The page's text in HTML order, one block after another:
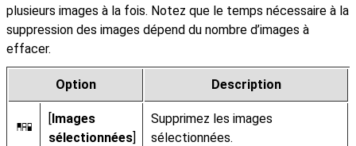
plusieurs images à la fois. Notez que le temps nécessaire à la
suppression des images dépend du nombre d’images à
effacer.
Option Description
Q
[Images
sélectionnées]
Supprimez les images
sélectionnées.